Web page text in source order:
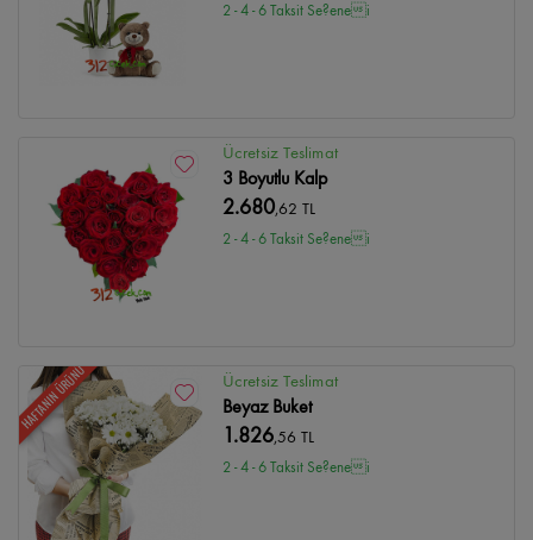
2 - 4 - 6 Taksit Se?enei
Ücretsiz Teslimat
3 Boyutlu Kalp
2.680,62 TL
2 - 4 - 6 Taksit Se?enei
HAFTANIN ÜRÜNÜ Ücretsiz Teslimat
Beyaz Buket
1.826,56 TL
2 - 4 - 6 Taksit Se?enei